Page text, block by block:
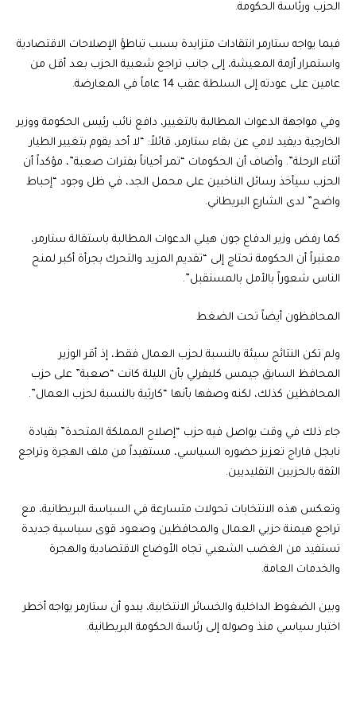
الحزب ورئاسة الحكومة.
فيما يواجه ستارمر انتقادات متزايدة بسبب تباطؤ الإصلاحات الاقتصادية
واستمرار أزمة المعيشة، إلى جانب تراجع شعبية الحزب بعد أقل من
عامين على عودته إلى السلطة عقب 14 عاماً في المعارضة.
وفي مواجهة الدعوات المطالبة بالتغيير، دافع نائب رئيس الحكومة ووزير
الخارجية ديفيد لامي عن بقاء ستارمر، قائلاً: “لا أحد يقوم بتغيير الطيار
أثناء الرحلة”. وأضاف أن الحكومات “تمر أحياناً بفترات صعبة”، مؤكداً أن
الحزب سيأخذ رسائل الناخبين على محمل الجد، في ظل وجود “إحباط
واضح” لدى الشارع البريطاني.
كما رفض وزير الدفاع جون هيلي الدعوات المطالبة باستقالة ستارمر،
معتبراً أن الحكومة تحتاج إلى “تقديم المزيد والتحرك بجرأة أكبر لمنح
الناس شعوراً بالأمل بالمستقبل”.
المحافظون أيضاً تحت الضغط
ولم تكن النتائج سيئة بالنسبة لحزب العمال فقط، إذ أقر الوزير
المحافظ السابق جيمس كليفرلي بأن الليلة كانت “صعبة” على حزب
المحافظين كذلك، لكنه وصفها بأنها “كارثية بالنسبة لحزب العمال”.
جاء ذلك في وقت يواصل فيه حزب “إصلاح المملكة المتحدة” بقيادة
نايجل فاراج تعزيز حضوره السياسي، مستفيداً من ملف الهجرة وتراجع
الثقة بالحزبين التقليديين.
وتعكس هذه الانتخابات تحولات متسارعة في السياسة البريطانية، مع
تراجع هيمنة حزبي العمال والمحافظين وصعود قوى سياسية جديدة
تستفيد من الغضب الشعبي تجاه الأوضاع الاقتصادية والهجرة
والخدمات العامة.
وبين الضغوط الداخلية والخسائر الانتخابية، يبدو أن ستارمر يواجه أخطر
اختبار سياسي منذ وصوله إلى رئاسة الحكومة البريطانية.